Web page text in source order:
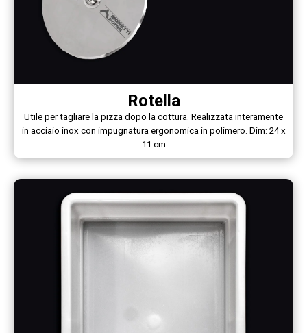
Rotella
Utile per tagliare la pizza dopo la cottura. Realizzata interamente
in acciaio inox con impugnatura ergonomica in polimero. Dim: 24 x
11 cm